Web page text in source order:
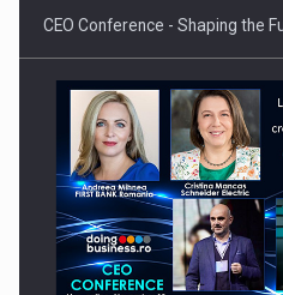
CEO Conference - Shaping the